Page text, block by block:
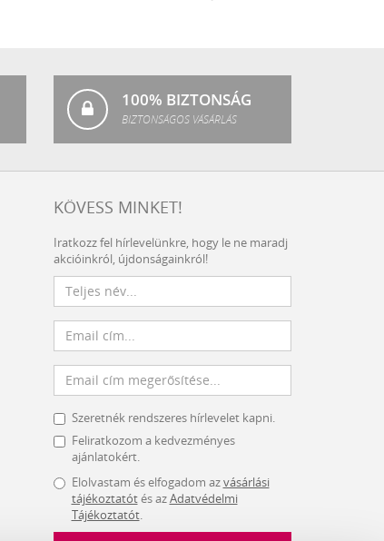
100% BIZTONSÁG
BIZTONSÁGOS VÁSÁRLÁS
KÖVESS MINKET!
Iratkozz fel hírlevelünkre, hogy le ne maradj
akcióinkról, újdonságainkról!
Szeretnék rendszeres hírlevelet kapni.
Feliratkozom a kedvezményes
ajánlatokért.
Elolvastam és elfogadom azvásárlási
tájékoztatótés azAdatvédelmi
Tájékoztatót.